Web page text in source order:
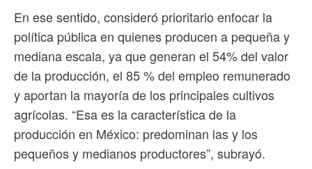
En ese sentido, consideró prioritario enfocar la
política pública en quienes producen a pequeña y
mediana escala, ya que generan el 54% del valor
de la producción, el 85 % del empleo remunerado
y aportan la mayoría de los principales cultivos
agrícolas. “Esa es la característica de la
producción en México: predominan las y los
pequeños y medianos productores”, subrayó.